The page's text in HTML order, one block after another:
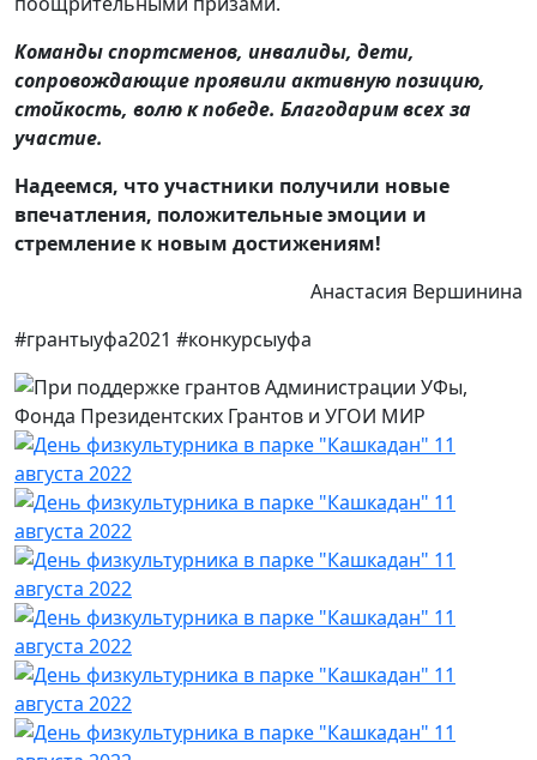
Команды спортсменов, инвалиды, дети,
сопровождающие проявили активную позицию,
стойкость, волю к победе. Благодарим всех за
участие.
Надеемся, что участники получили новые
впечатления, положительные эмоции и
стремление к новым достижениям!
Анастасия Вершинина
#грантыуфа2021 #конкурсыуфа